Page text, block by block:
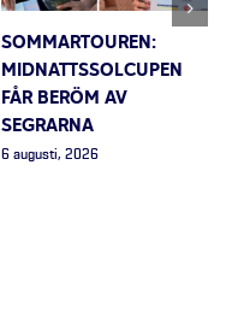
SOMMARTOUREN:
MIDNATTSSOLCUPEN
FÅR BERÖM AV
SEGRARNA
6 augusti, 2026